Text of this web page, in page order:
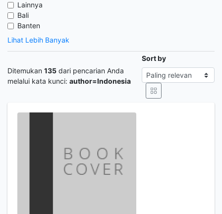
Lainnya
Bali
Banten
Lihat Lebih Banyak
Ditemukan 135 dari pencarian Anda
melalui kata kunci: author=Indonesia
Sort by